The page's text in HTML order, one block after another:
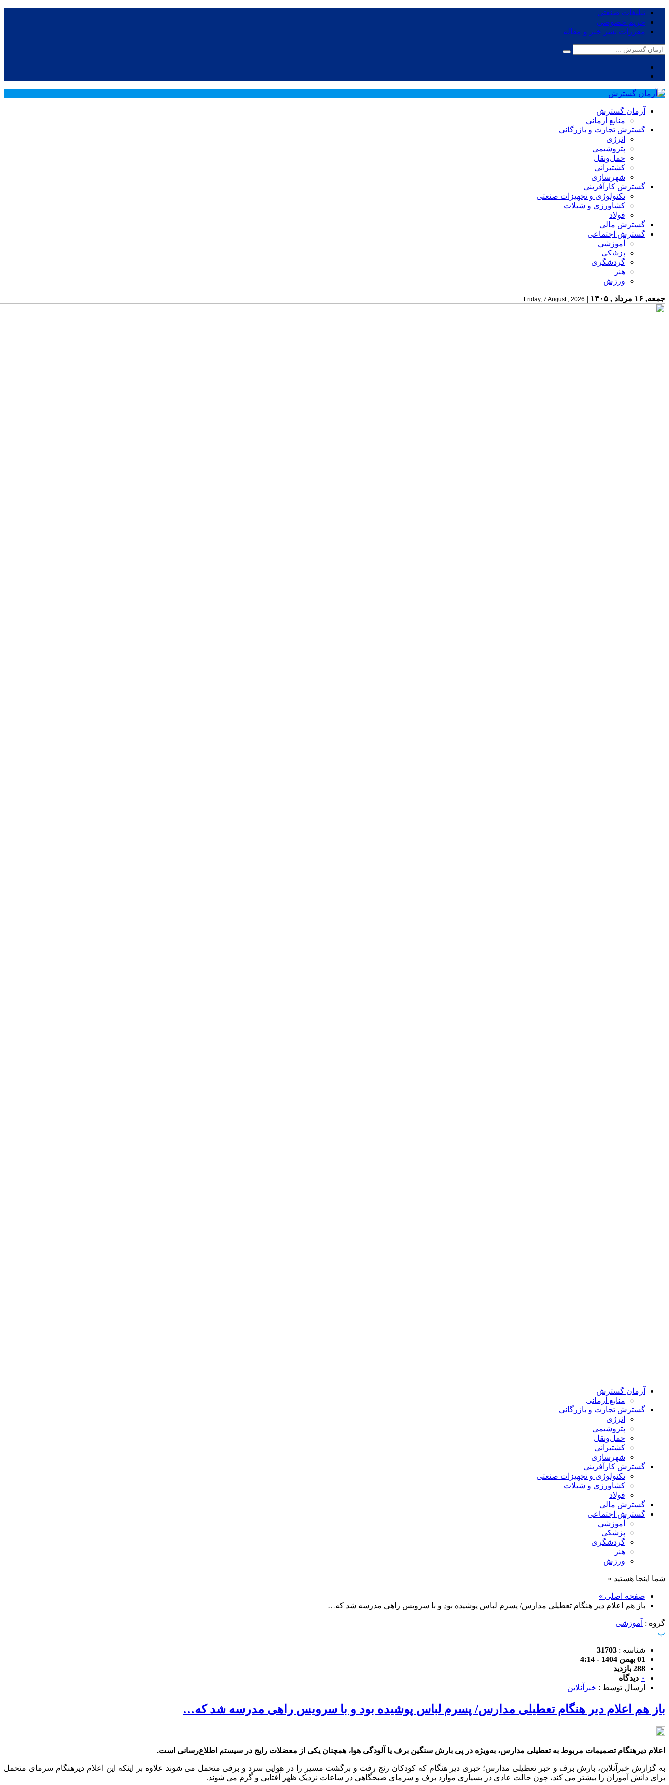
تبلیغات صنعتی
حریم خصوصی
مقررات نشر خبر و مقاله
آرمان گسترش
منابع آرمانی
گسترش تجارت و بازرگانی
انرژی
پتروشیمی
حمل‌و‌نقل
کشتیرانی
شهرسازی
گسترش کارآفرینی
تکنولوژی و تجهیزات صنعتی
کشاورزی و شیلات
فولاد
گسترش مالی
گسترش اجتماعی
آموزشی
پزشکی
گردشگری
هنر
ورزش
جمعه, ۱۶ مرداد , ۱۴۰۵ |
Friday, 7 August , 2026
آرمان گسترش
منابع آرمانی
گسترش تجارت و بازرگانی
انرژی
پتروشیمی
حمل‌و‌نقل
کشتیرانی
شهرسازی
گسترش کارآفرینی
تکنولوژی و تجهیزات صنعتی
کشاورزی و شیلات
فولاد
گسترش مالی
گسترش اجتماعی
آموزشی
پزشکی
گردشگری
هنر
ورزش
شما اینجا هستید »
صفحه اصلی »
باز هم اعلام دیر هنگام تعطیلی مدارس/ پسرم لباس پوشیده بود و با سرویس راهی مدرسه شد که…
گروه : آموزشی
پ
شناسه : 31703
01 بهمن 1404 - 4:14
288 بازدید
۰ دیدگاه
ارسال توسط : خبرآنلاین
باز هم اعلام دیر هنگام تعطیلی مدارس/ پسرم لباس پوشیده بود و با سرویس راهی مدرسه شد که…
اعلام دیرهنگام تصمیمات مربوط به تعطیلی مدارس، به‌ویژه در پی بارش سنگین برف یا آلودگی هوا، همچنان یکی از معضلات رایج در سیستم اطلاع‌رسانی است.
به گزارش خبرآنلاین، بارش برف و خبر تعطیلی مدارس؛ خبری دیر هنگام که کودکان رنج رفت و برگشت مسیر را در هوایی سرد و برفی متحمل می شوند علاوه بر اینکه این اعلام دیرهنگام سرمای متحمل
برای دانش آموزان را بیشتر می کند، چون حالت عادی در بسیاری موارد برف و سرمای صبحگاهی در ساعات نزدیک ظهر آفتابی و گرم می شوند.